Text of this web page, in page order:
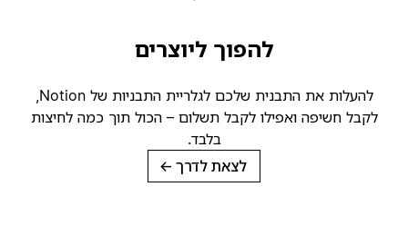
להפוך ליוצרים
להעלות את התבנית שלכם לגלריית התבניות של Notion,
לקבל חשיפה ואפילו לקבל תשלום – הכול תוך כמה לחיצות
בלבד.
לצאת לדרך→